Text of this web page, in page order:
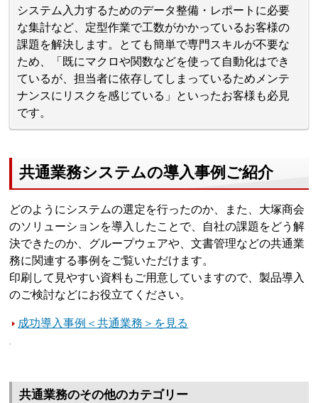
システム入力するためのデータ整備・レポートに必要
な集計など、定型作業で工数がかかっているお客様の
課題を解決します。とても簡単で専門スキルが不要な
ため、「既にマクロや関数などを使って自動化はでき
ているが、担当者に依存してしまっているためメンテ
ナンスにリスクを感じている」といったお客様も必見
です。
共通業務システムの導入事例ご紹介
どのようにシステムの選定を行ったのか、また、大塚商会
のソリューションを導入したことで、自社の課題をどう解
決できたのか、グループウェアや、文書管理などの共通業
務に関連する事例をご覧いただけます。
印刷して見やすい資料もご用意していますので、製品導入
のご検討などにお役立てください。
成功導入事例＜共通業務＞を見る
共通業務のその他のカテゴリー